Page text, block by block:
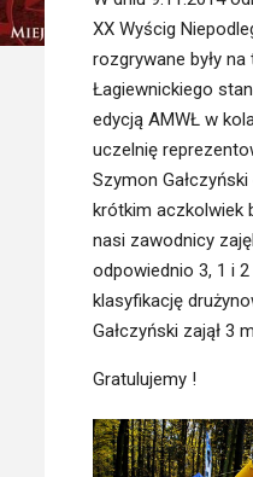
XX Wyścig
rozgrywane były
Łagiewnickiego
edycją AMWŁ w
uczelnię
Szymon
krótkim aczkolwiek
nasi zawodnicy
odpowiednio 3, 1 i
klasyfikację
Gałczyński zajął 3
Gratulujemy !